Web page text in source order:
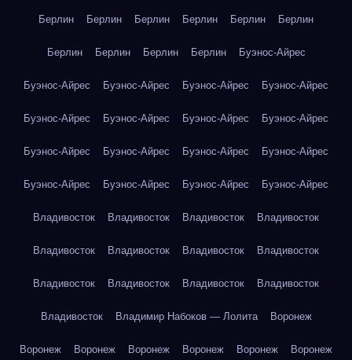
Берлин Берлин Берлин Берлин Берлин Берлин
Берлин Берлин Берлин Берлин Буэнос-Айрес
Буэнос-Айрес Буэнос-Айрес Буэнос-Айрес Буэнос-Айрес
Буэнос-Айрес Буэнос-Айрес Буэнос-Айрес Буэнос-Айрес
Буэнос-Айрес Буэнос-Айрес Буэнос-Айрес Буэнос-Айрес
Буэнос-Айрес Буэнос-Айрес Буэнос-Айрес Буэнос-Айрес
Владивосток Владивосток Владивосток Владивосток
Владивосток Владивосток Владивосток Владивосток
Владивосток Владивосток Владивосток Владивосток
Владивосток Владимир Набоков — Лолита Воронеж
Воронеж Воронеж Воронеж Воронеж Воронеж Воронеж